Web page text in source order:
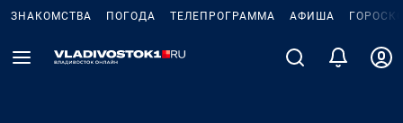
ЗНАКОМСТВА ПОГОДА ТЕЛЕПРОГРАММА АФИША